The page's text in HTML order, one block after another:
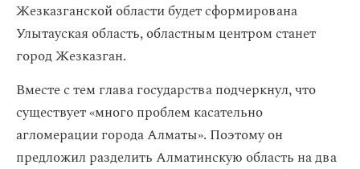
Жезказганской области будет сформирована
Улытауская область, областным центром станет
город Жезказган.
Вместе с тем глава государства подчеркнул, что
существует «много проблем касательно
агломерации города Алматы». Поэтому он
предложил разделить Алматинскую область на два